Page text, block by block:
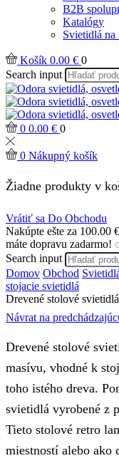
B2B
Katalógy
Svietidlá na
Košík 0.00 € 0
Search input
0 0.00 € 0
0 Nákupný košík
Žiadne produkty v
Vrátiť sa Do Obchodu
Nakúpte ešte za 100.00 €
máte dopravu zadarmo!
Search input
Domov Obchod
stojacie svietidlá
Drevené stolové svietidlá
Návrat na
Drevené stolové
masívu, vhodné k
toho istého dreva.
svietidlá vyrobené z
Tieto stolové retro
miestností alebo ako